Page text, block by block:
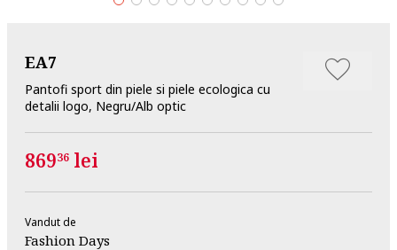
EA7
Pantofi sport din piele si piele ecologica cu
detalii logo, Negru/Alb optic
86936 lei
Vandut de
Fashion Days